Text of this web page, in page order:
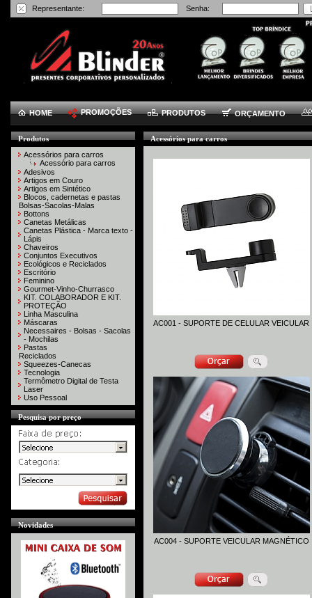
Representante: Senha:
HOME PROMOÇÕES PRODUTOS ORÇAMENTO
Produtos
Acessórios para carros
Acessório para carros
Adesivos
Artigos em Couro
Artigos em Sintético
Blocos, cadernetas e pastas
Bolsas-Sacolas-Malas
Bottons
Canetas Metálicas
Canetas Plástica - Marca texto -
Lápis
Chaveiros
Conjuntos Executivos
Ecológicos e Reciclados
Escritório
Feminino
Gourmet-Vinho-Churrasco
KIT. COLABORADOR E KIT.
PROTEÇÃO
Linha Masculina
Máscaras
Necessaires - Bolsas - Sacolas
- Mochilas
Pastas
Reciclados
Squeezes-Canecas
Tecnologia
Termômetro Digital de Testa
Laser
Uso Pessoal
Pesquisa por preço
Novidades
Acessórios para carros
AC001 - SUPORTE DE CELULAR VEICULAR
AC004 - SUPORTE VEICULAR MAGNÉTICO